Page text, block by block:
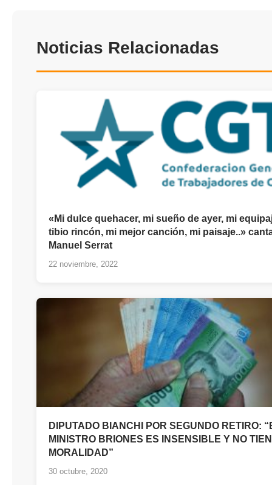
Noticias Relacionadas
«Mi dulce quehacer, mi sueño de ayer, mi
tibio rincón, mi mejor canción, mi paisaje..»
Manuel Serrat
22 noviembre, 2022
DIPUTADO BIANCHI POR SEGUNDO RETIRO:
MINISTRO BRIONES ES INSENSIBLE Y NO
MORALIDAD”
30 octubre, 2020